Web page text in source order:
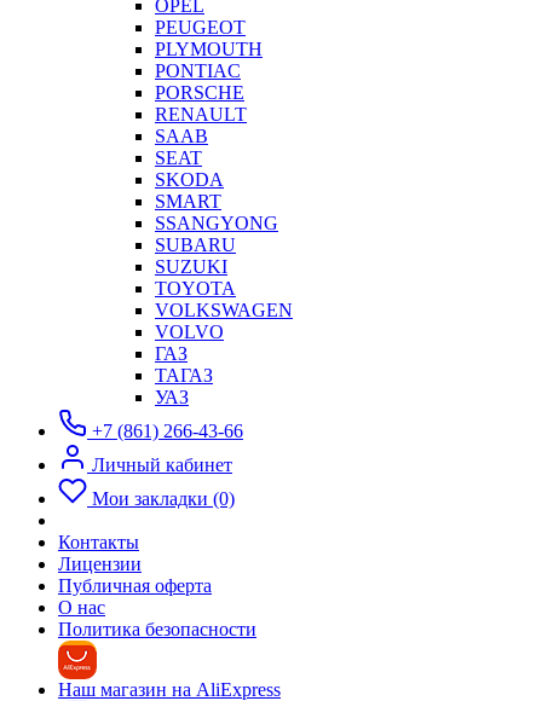
OPEL
PEUGEOT
PLYMOUTH
PONTIAC
PORSCHE
RENAULT
SAAB
SEAT
SKODA
SMART
SSANGYONG
SUBARU
SUZUKI
TOYOTA
VOLKSWAGEN
VOLVO
ГАЗ
ТАГАЗ
УАЗ
+7 (861) 266-43-66
Личный кабинет
Мои закладки (0)
Контакты
Лицензии
Публичная оферта
О нас
Политика безопасности
Наш магазин на AliExpress